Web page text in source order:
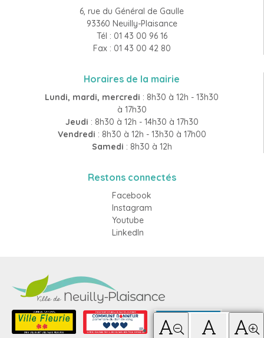
6, rue du Général de Gaulle
93360 Neuilly-Plaisance
Tél : 01 43 00 96 16
Fax : 01 43 00 42 80
Horaires de la mairie
Lundi, mardi, mercredi : 8h30 à 12h - 13h30
à 17h30
Jeudi : 8h30 à 12h - 14h30 à 17h30
Vendredi : 8h30 à 12h - 13h30 à 17h00
Samedi : 8h30 à 12h
Restons connectés
Facebook
Instagram
Youtube
LinkedIn